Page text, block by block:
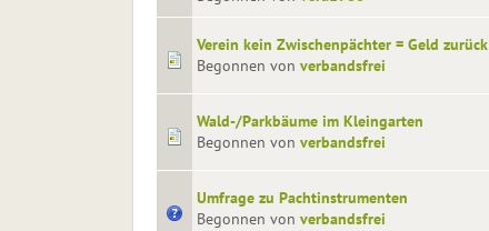
Verein kein Zwischenpächter = Geld zurück
Begonnen von verbandsfrei
Wald-/Parkbäume im Kleingarten
Begonnen von verbandsfrei
Umfrage zu Pachtinstrumenten
Begonnen von verbandsfrei